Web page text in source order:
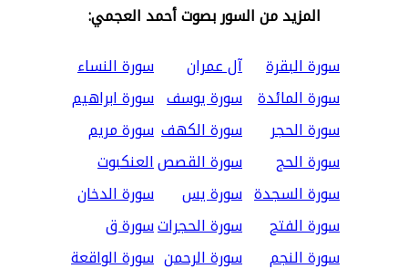
المزيد من السور بصوت أحمد العجمي:
سورة البقرة
آل عمران
سورة النساء
سورة المائدة سورة يوسف سورة ابراهيم
سورة الحجر
سورة الكهف سورة مريم
سورة الحج
سورة القصصالعنكبوت
سورة السجدة سورة يس
سورة الدخان
سورة الفتح
سورة الحجراتسورة ق
سورة النجم
سورة الرحمن سورة الواقعة